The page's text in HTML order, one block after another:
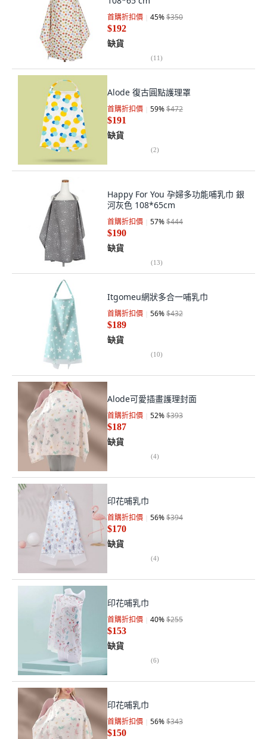
首購折扣價 45%$350
$192
缺貨
(11)
Alode 復古圓點護理罩
首購折扣價 59%$472
$191
缺貨
(2)
Happy For You 孕婦多功能哺乳巾 銀
河灰色 108*65cm
首購折扣價 57%$444
$190
缺貨
(13)
Itgomeu網狀多合一哺乳巾
首購折扣價 56%$432
$189
缺貨
(10)
Alode可愛插畫護理封面
首購折扣價 52%$393
$187
缺貨
(4)
印花哺乳巾
首購折扣價 56%$394
$170
缺貨
(4)
印花哺乳巾
首購折扣價 40%$255
$153
缺貨
(6)
印花哺乳巾
首購折扣價 56%$343
$150